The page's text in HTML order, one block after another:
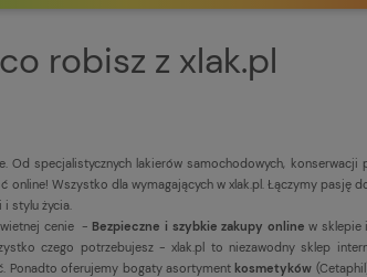
robisz z xlak.pl
Od specjalistycznych lakierów samochodowych,
online! Wszystko dla wymagających w xlak.pl. Łączymy
stylu życia.
cenie - Bezpieczne i szybkie zakupy onlinew sklepie
czego potrzebujesz - xlak.pl to niezawodny sklep
Ponadto oferujemy bogaty asortymentkosmetyków